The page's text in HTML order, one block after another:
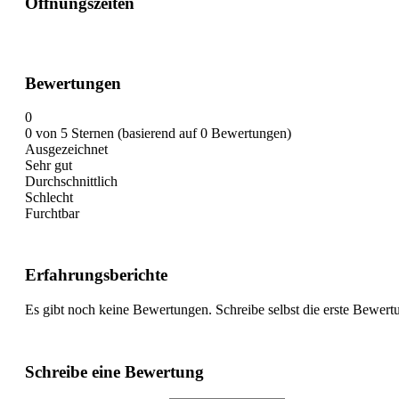
Bewertungen
0
0 von 5 Sternen (basierend auf 0 Bewertungen)
Ausgezeichnet
Sehr gut
Durchschnittlich
Schlecht
Furchtbar
Erfahrungsberichte
Es gibt noch keine Bewertungen. Schreibe selbst die erste
Schreibe eine Bewertung